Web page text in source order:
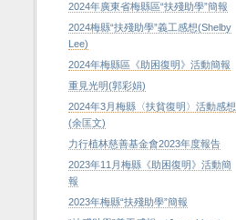
2024年廣東省梅縣區“扶殘助學”簡報
2024梅縣“扶殘助學”義工感想(Shelby
Lee)
2024年梅縣區《助困復明》活動簡報
重見光明(郭彩娟)
2024年3月梅縣〈扶貧復明〉活動感想
(余匡文)
力行植林慈善基金會2023年度報告
2023年11月梅縣《助困復明》活動簡
報
2023年梅縣“扶殘助學”簡報